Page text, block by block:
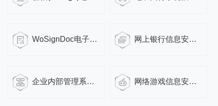
WoSignDoc电子签名平台API接口解决方案 网上银行信息安全解决方案
企业内部管理系统安全访问部署指南 网络游戏信息安全解决方案